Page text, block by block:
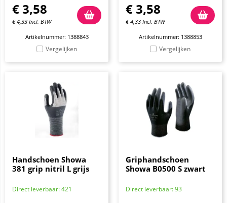
€ 3,58
€4,33 Incl. BTW
Artikelnummer: 1388843
Vergelijken
€ 3,58
€4,33 Incl. BTW
Artikelnummer: 1388853
Vergelijken
Handschoen Showa
381 grip nitril L grijs
Direct leverbaar: 421
Griphandschoen
Showa B0500 S zwart
Direct leverbaar: 93